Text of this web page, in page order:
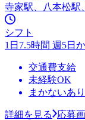
寺家駅、八本松駅
シフト
1日7.5時間 週5日
交通費支給
未経験OK
まかないあり
詳細を見る 応募